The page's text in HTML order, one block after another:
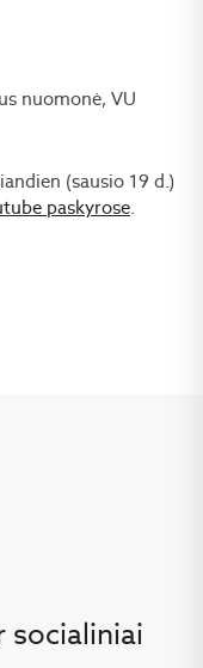
nuomonė, VU
(sausio 19 d.)
paskyrose
socialiniai